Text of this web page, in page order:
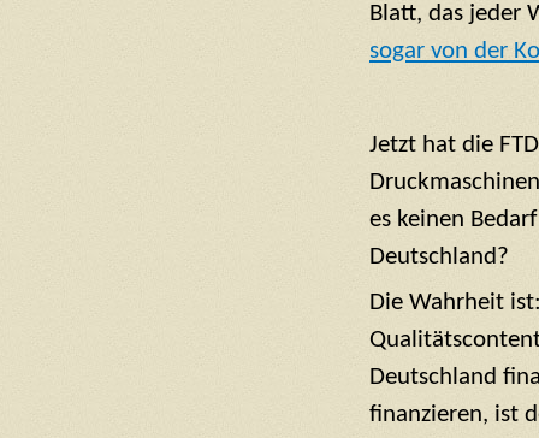
Blatt, das jeder
sogar von der
Jetzt hat die
es keinen
Deutschland?
Die Wahrheit
Deutschland
finanzieren, ist